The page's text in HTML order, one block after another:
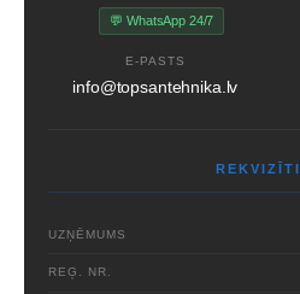
💬 WhatsApp 24/7
E-PASTS
info@topsantehnika.lv
REKVIZĪTI
UZŅĒMUMS
REĢ. NR.